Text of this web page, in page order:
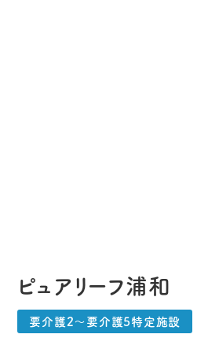
ピュアリーフ浦和
要介護2〜要介護5特定施設